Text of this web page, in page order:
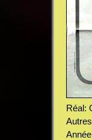
Réal: